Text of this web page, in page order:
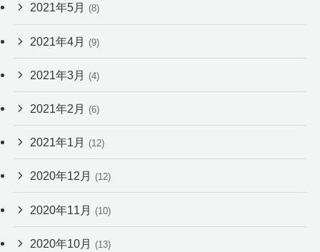
2021年5月 (8)
2021年4月 (9)
2021年3月 (4)
2021年2月 (6)
2021年1月 (12)
2020年12月 (12)
2020年11月 (10)
2020年10月 (13)